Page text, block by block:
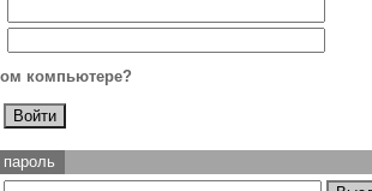
компьютере?